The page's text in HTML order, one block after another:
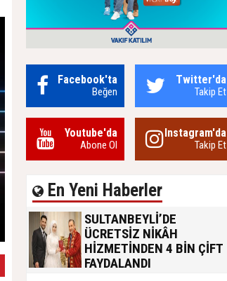
Facebook'ta
Beğen
Twitter'da
Takip Et
Youtube'da
Abone Ol
Instagram'da
Takip Et
En Yeni Haberler
SULTANBEYLİ’DE
ÜCRETSİZ NİKÂH
HİZMETİNDEN 4 BİN ÇİFT
FAYDALANDI